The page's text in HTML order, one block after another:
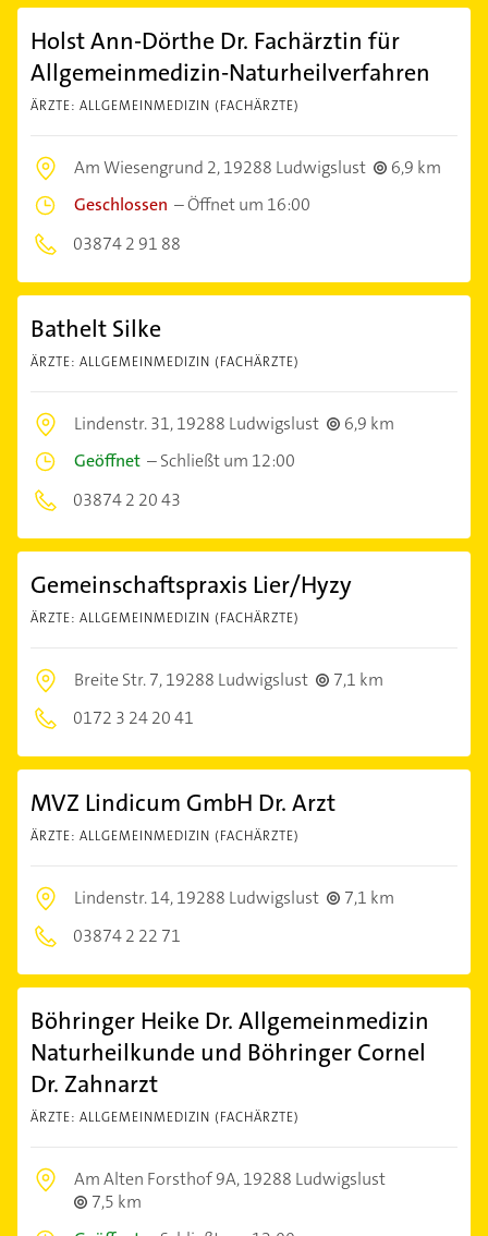
Holst Ann-Dörthe Dr. Fachärztin für
Allgemeinmedizin-Naturheilverfahren
ÄRZTE: ALLGEMEINMEDIZIN (FACHÄRZTE)
Am Wiesengrund 2,19288 Ludwigslust
6,9 km
Geschlossen –Öffnet um 16:00
03874 2 91 88
Bathelt Silke
ÄRZTE: ALLGEMEINMEDIZIN (FACHÄRZTE)
Lindenstr. 31,19288 Ludwigslust
6,9 km
Geöffnet –Schließt um 12:00
03874 2 20 43
Gemeinschaftspraxis Lier/Hyzy
ÄRZTE: ALLGEMEINMEDIZIN (FACHÄRZTE)
Breite Str. 7,19288 Ludwigslust
7,1 km
0172 3 24 20 41
MVZ Lindicum GmbH Dr. Arzt
ÄRZTE: ALLGEMEINMEDIZIN (FACHÄRZTE)
Lindenstr. 14,19288 Ludwigslust
7,1 km
03874 2 22 71
Böhringer Heike Dr. Allgemeinmedizin
Naturheilkunde und Böhringer Cornel
Dr. Zahnarzt
ÄRZTE: ALLGEMEINMEDIZIN (FACHÄRZTE)
Am Alten Forsthof 9A,19288 Ludwigslust
7,5 km